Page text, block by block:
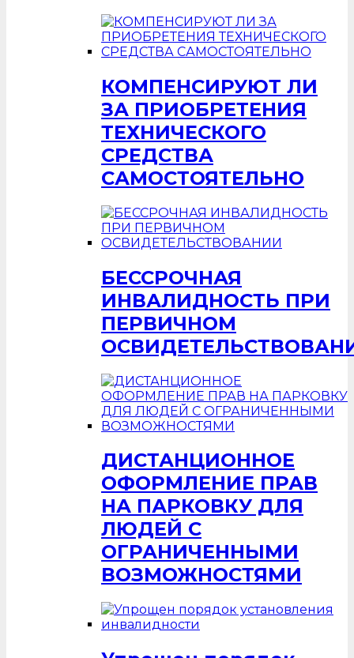
КОМПЕНСИРУЮТ ЛИ
ЗА ПРИОБРЕТЕНИЯ
ТЕХНИЧЕСКОГО
СРЕДСТВА
САМОСТОЯТЕЛЬНО
БЕССРОЧНАЯ
ИНВАЛИДНОСТЬ ПРИ
ПЕРВИЧНОМ
ДИСТАНЦИОННОЕ
ОФОРМЛЕНИЕ ПРАВ
НА ПАРКОВКУ ДЛЯ
ЛЮДЕЙ С
ОГРАНИЧЕННЫМИ
ВОЗМОЖНОСТЯМИ